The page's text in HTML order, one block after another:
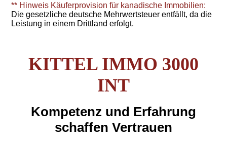
** Hinweis Käuferprovision für kanadische Immobilien:
Die gesetzliche deutsche Mehrwertsteuer entfällt, da die
Leistung in einem Drittland erfolgt.
KITTEL IMMO 3000
INT
Kompetenz und Erfahrung
schaffen Vertrauen